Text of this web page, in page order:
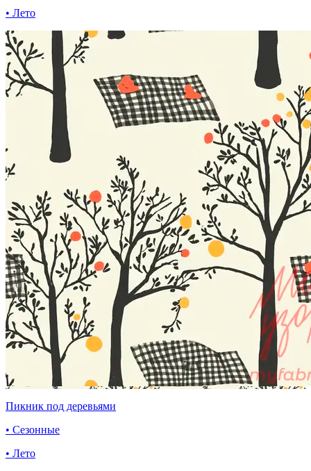
• Лето
Пикник под деревьями
• Сезонные
• Лето